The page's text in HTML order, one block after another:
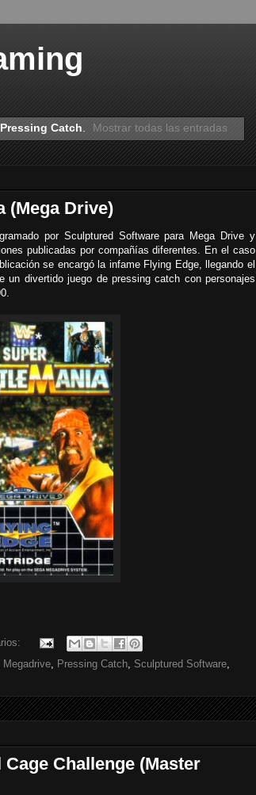
Pressing Catch. Mostrar todas las entradas
(Mega Drive)
por Sculptured Software para Mega Drive y
publicadas por compañías diferentes. En el caso
se encargó la infame Flying Edge, llegando el
un divertido juego de pressing catch con personajes
Megadrive Pressing Catch Sculptured Software
Challenge (Master